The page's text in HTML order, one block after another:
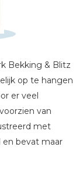
Bekking & Blitz
op te hangen
er veel
van
met
bevat maar
op